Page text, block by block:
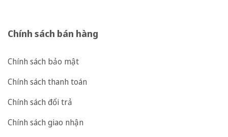
Chính sách bán hàng
Chính sách bảo mật
Chính sách thanh toán
Chính sách đổi trả
Chính sách giao nhận